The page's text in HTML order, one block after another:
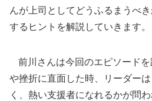
んが上司としてどうふるまうべ
するヒントを解説していきます。
前川さんは今回のエピソード
や挫折に直面した時、リーダー
く、熱い支援者になれるかが問